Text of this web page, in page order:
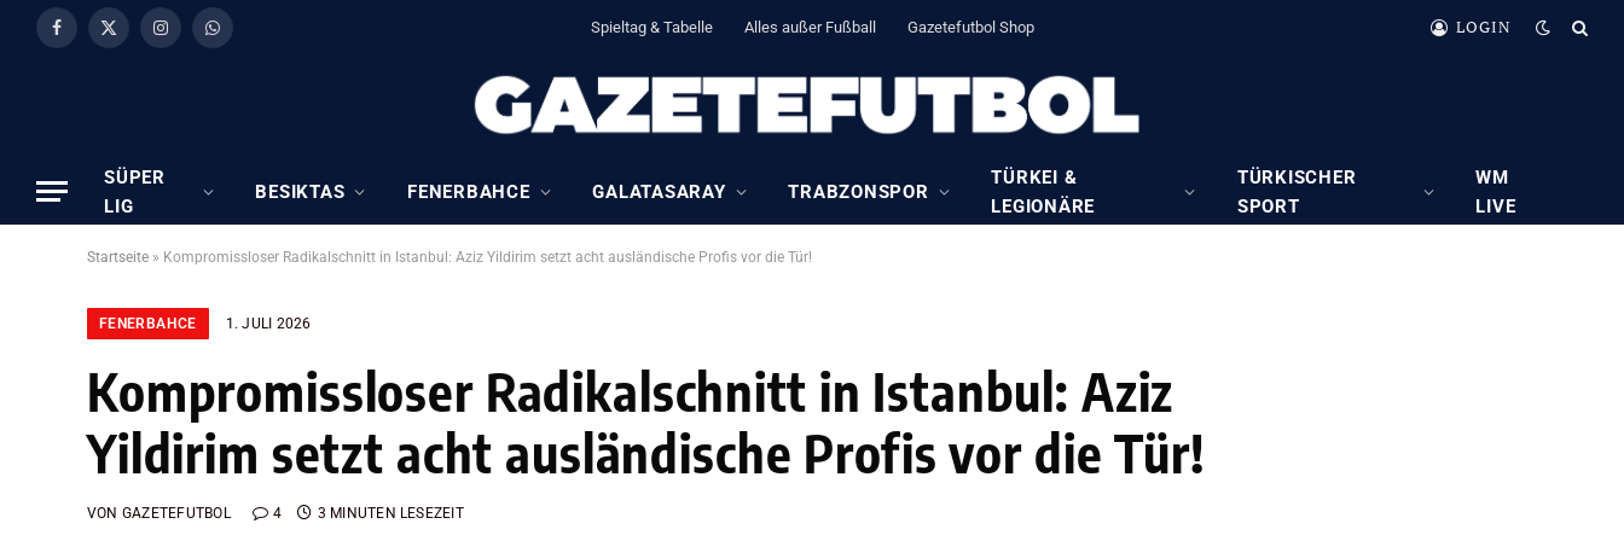
Facebook
X
InstagramWhatsApp Spieltag & Tabelle Alles außer Fußball Gazetefutbol Shop LOGIN
SÜPER
LIG
BESIKTAS FENERBAHCE GALATASARAY TRABZONSPOR
TÜRKEI &
LEGIONÄRE
TÜRKISCHER
SPORT
WM
LIVE
Startseite » Kompromissloser Radikalschnitt in Istanbul: Aziz Yildirim setzt acht ausländische Profis vor die Tür!
FENERBAHCE 1. JULI 2026
Kompromissloser Radikalschnitt in Istanbul: Aziz
Yildirim setzt acht ausländische Profis vor die Tür!
VON GAZETEFUTBOL 4 3 MINUTEN LESEZEIT